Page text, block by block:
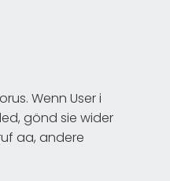
Wenn User i
gönd sie wider
aa, andere